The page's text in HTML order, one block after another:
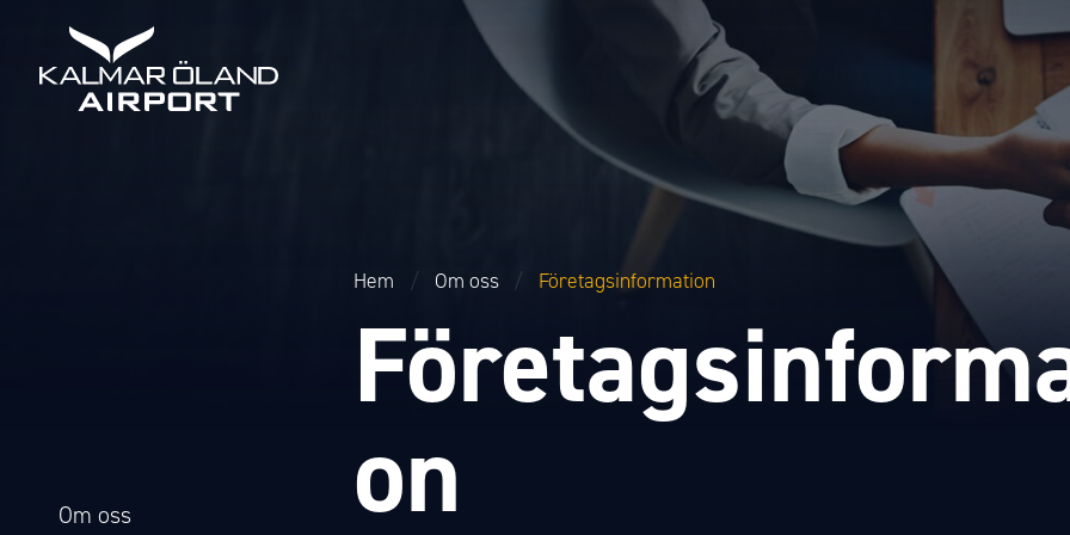
Om oss
Hem / Om oss / Företagsinformation
on